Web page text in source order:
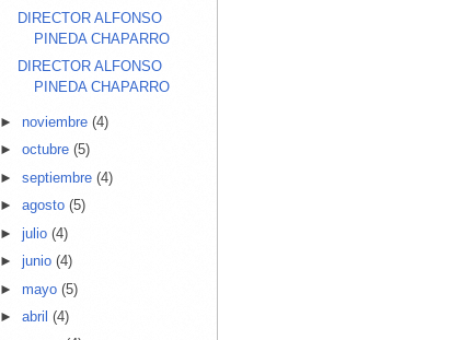
DIRECTOR ALFONSO
PINEDA CHAPARRO
DIRECTOR ALFONSO
PINEDA CHAPARRO
►noviembre (4)
►octubre (5)
►septiembre (4)
►agosto (5)
►julio (4)
►junio (4)
►mayo (5)
►abril (4)